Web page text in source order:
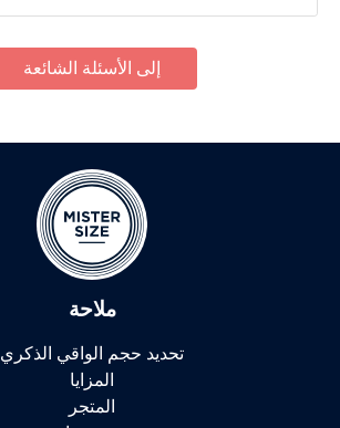
إلى الأسئلة الشائعة
ملاحة
تحديد حجم الواقي الذكري
المزايا
المتجر